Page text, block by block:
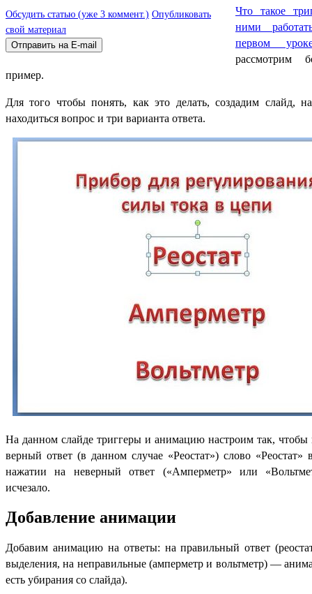
Обсудить статью (уже 3 коммент.) Опубликовать
свой материал
Что такое
ними
первом
рассмотрим
пример.
Для того чтобы понять, как это делать, создадим слайд,
находиться вопрос и три варианта ответа.
На данном слайде триггеры и анимацию настроим так,
верный ответ (в данном случае «Реостат») слово «Реостат»
нажатии на неверный ответ («Амперметр» или
исчезало.
Добавление анимации
Добавим анимацию на ответы: на правильный ответ
выделения, на неправильные (амперметр и вольтметр) —
есть убирания со слайда).